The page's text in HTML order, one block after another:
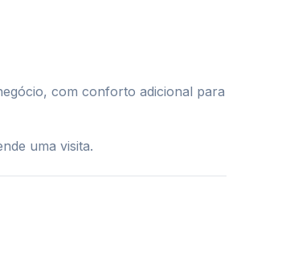
com conforto adicional para
uma visita.